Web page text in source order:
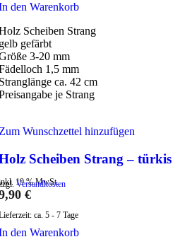
den Warenkorb
Scheiben Strang
gefärbt
3-20 mm
1,5 mm
ca. 42 cm
je Strang
Wunschzettel hinzufügen
Scheiben Strang – türkis
19 % MwSt.
Versandkosten
€
ca. 5 - 7 Tage
den Warenkorb